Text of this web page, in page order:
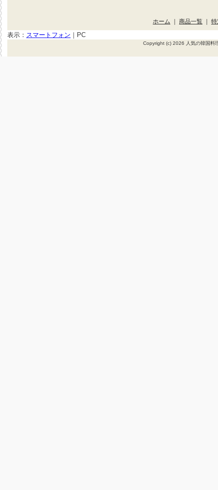
ホーム ｜ 商品一覧 ｜ 特
表示： スマートフォン ｜ PC
Copyright (c) 2026 人気の韓国料